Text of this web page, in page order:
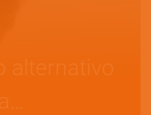
alternativo